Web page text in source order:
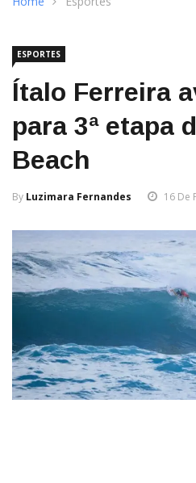
ESPORTES
Ítalo Ferreira
para 3ª etapa
Beach
By Luzimara Fernandes 16 De